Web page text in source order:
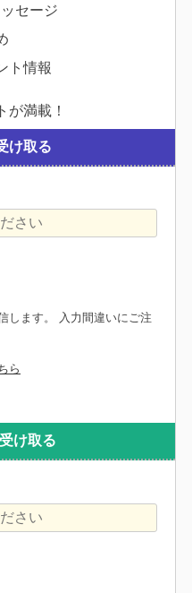
セージ
ト情報
が満載！
け取る
します。 入力間違いにご注
ら
け取る